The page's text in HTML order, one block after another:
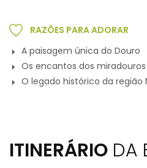
RAZÕES PARA ADORAR
A paisagem única do Douro
Os encantos dos miradouros
O legado histórico da região
ITINERÁRIO DA